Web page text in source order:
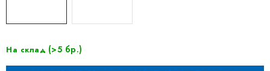
На склад (>5 бр.)